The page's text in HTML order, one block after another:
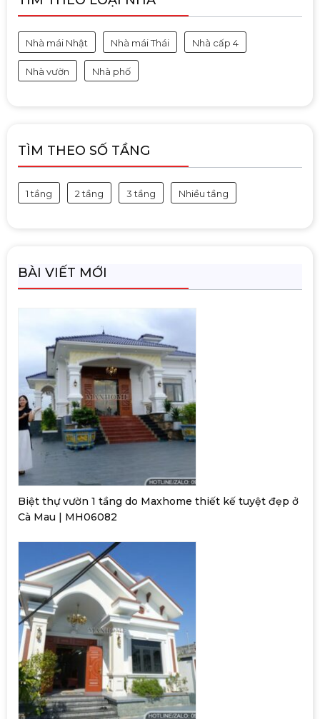
Nhà mái Nhật Nhà mái Thái Nhà cấp 4
Nhà vườn Nhà phố
TÌM THEO SỐ TẦNG
1 tầng 2 tầng 3 tầng Nhiều tầng
BÀI VIẾT MỚI
Biệt thự vườn 1 tầng do Maxhome thiết kế tuyệt đẹp ở
Cà Mau | MH06082